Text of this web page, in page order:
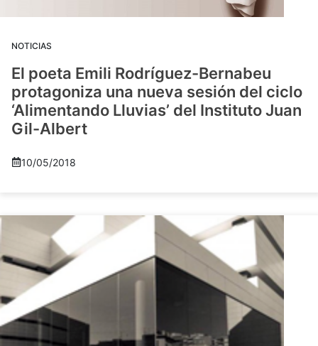
NOTICIAS
El poeta Emili Rodríguez-Bernabeu
protagoniza una nueva sesión del ciclo
‘Alimentando Lluvias’ del Instituto Juan
Gil-Albert
10/05/2018